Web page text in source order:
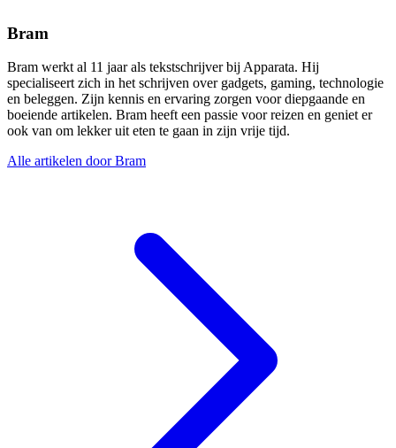
Bram
Bram werkt al 11 jaar als tekstschrijver bij Apparata. Hij
specialiseert zich in het schrijven over gadgets, gaming, technologie
en beleggen. Zijn kennis en ervaring zorgen voor diepgaande en
boeiende artikelen. Bram heeft een passie voor reizen en geniet er
ook van om lekker uit eten te gaan in zijn vrije tijd.
Alle artikelen door Bram